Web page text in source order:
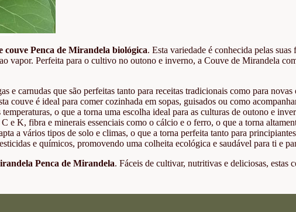
couve Penca de Mirandela biológica. Esta variedade é conhecida pelas
vapor. Perfeita para o cultivo no outono e inverno, a Couve de Mirandela
e carnudas que são perfeitas tanto para receitas tradicionais como para novas
couve é ideal para comer cozinhada em sopas, guisados ou como
o que a torna uma escolha ideal para as culturas de outono e
e K, fibra e minerais essenciais como o cálcio e o ferro, o que a torna
a vários tipos de solo e climas, o que a torna perfeita tanto para
e químicos, promovendo uma colheita ecológica e saudável para ti e
Penca de Mirandela. Fáceis de cultivar, nutritivas e deliciosas, estas